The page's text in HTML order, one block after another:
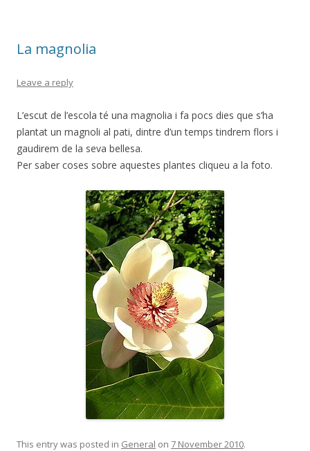
La magnolia
Leave a reply
L’escut de l’escola té una magnolia i fa pocs dies que s’ha
plantat un magnoli al pati, dintre d’un temps tindrem flors i
gaudirem de la seva bellesa.
Per saber coses sobre aquestes plantes cliqueu a la foto.
This entry was posted in General on 7 November 2010.